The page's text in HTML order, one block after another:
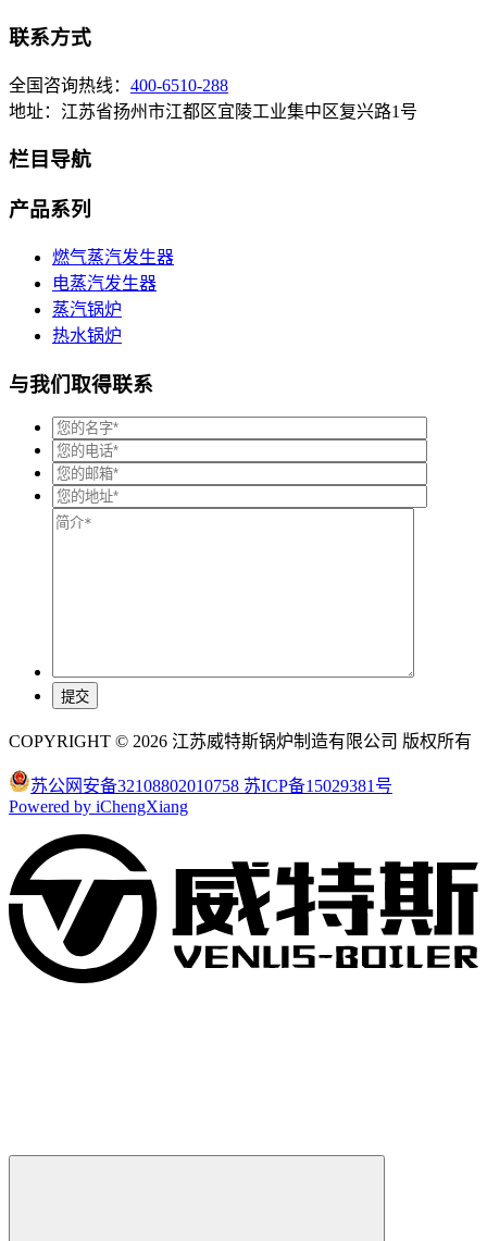
联系方式
全国咨询热线： 400-6510-288
地址：江苏省扬州市江都区宜陵工业集中区复兴路1号
栏目导航
产品系列
燃气蒸汽发生器
电蒸汽发生器
蒸汽锅炉
热水锅炉
与我们取得联系
COPYRIGHT © 2026 江苏威特斯锅炉制造有限公司 版权所有
苏公网安备32108802010758 苏ICP备15029381号
Powered by iChengXiang